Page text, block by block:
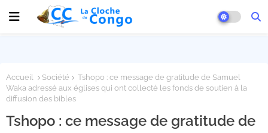
Accueil Société
Tshopo : ce message de gratitude de Samuel
Waka adressé aux églises qui ont collecté les fonds de soutien à la
diffusion des bibles
Tshopo : ce message de gratitude de